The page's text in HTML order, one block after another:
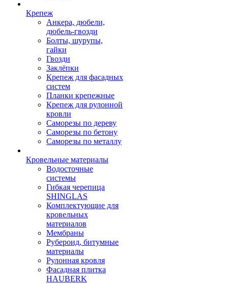
Крепеж
Анкера, дюбели,
дюбель-гвозди
Болты, шурупы,
гайки
Гвозди
Заклёпки
Крепеж для фасадных
систем
Планки крепежные
Крепеж для рулонной
кровли
Саморезы по дереву
Саморезы по бетону
Саморезы по металлу
Кровельные материалы
Водосточные
системы
Гибкая черепица
SHINGLAS
Комплектующие для
кровельных
материалов
Мембраны
Рубероид, битумные
материалы
Рулонная кровля
Фасадная плитка
HAUBERK